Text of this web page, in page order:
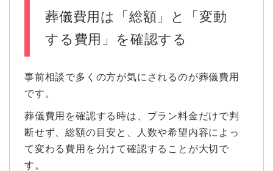
葬儀費用は「総額」と「変動
する費用」を確認する
事前相談で多くの方が気にされるのが葬儀費用
です。
葬儀費用を確認する時は、プラン料金だけで判
断せず、総額の目安と、人数や希望内容によっ
て変わる費用を分けて確認することが大切で
す。